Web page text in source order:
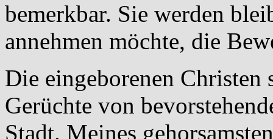
bemerkbar. Sie werden
annehmen möchte, die
Die eingeborenen
Gerüchte von
Stadt. Meines